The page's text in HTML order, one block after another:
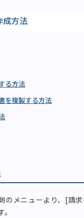
方法
る方法
を複製する方法
のメニューより、[請求